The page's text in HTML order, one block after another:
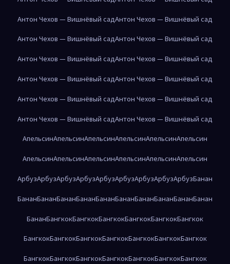
Антон Чехов — Вишнёвый садАнтон Чехов — Вишнёвый сад
Антон Чехов — Вишнёвый садАнтон Чехов — Вишнёвый сад
Антон Чехов — Вишнёвый садАнтон Чехов — Вишнёвый сад
Антон Чехов — Вишнёвый садАнтон Чехов — Вишнёвый сад
Антон Чехов — Вишнёвый садАнтон Чехов — Вишнёвый сад
Антон Чехов — Вишнёвый садАнтон Чехов — Вишнёвый сад
АпельсинАпельсинАпельсинАпельсинАпельсинАпельсин
АпельсинАпельсинАпельсинАпельсинАпельсинАпельсин
АрбузАрбузАрбузАрбузАрбузАрбузАрбузАрбузАрбузБанан
БананБананБананБананБананБананБананБананБананБанан
БананБангкокБангкокБангкокБангкокБангкокБангкок
БангкокБангкокБангкокБангкокБангкокБангкокБангкок
БангкокБангкокБангкокБангкокБангкокБангкокБангкок